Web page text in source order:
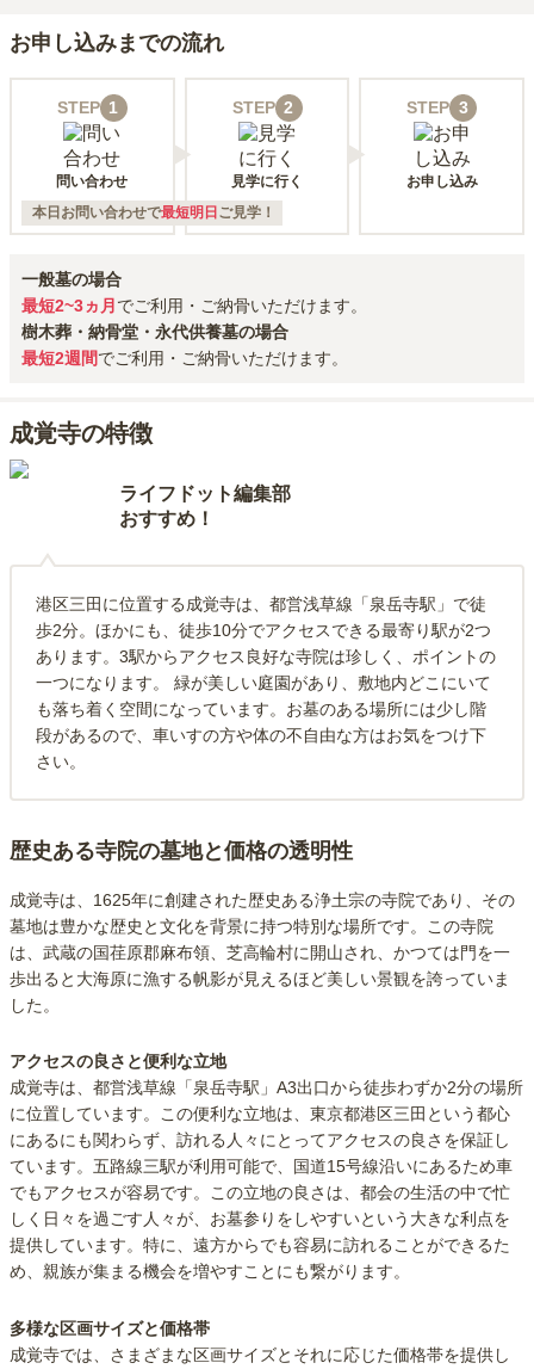
お申し込みまでの流れ
STEP 1
問い合わせ
STEP 2
見学に行く
STEP 3
お申し込み
本日お問い合わせで最短明日 ご見学！
一般墓の場合
最短2~3ヵ月でご利用・ご納骨いただけます。
樹木葬・納骨堂・永代供養墓の場合
最短2週間でご利用・ご納骨いただけます。
成覚寺の特徴
ライフドット編集部
おすすめ！
港区三田に位置する成覚寺は、都営浅草線「泉岳寺駅」で徒
歩2分。ほかにも、徒歩10分でアクセスできる最寄り駅が2つ
あります。3駅からアクセス良好な寺院は珍しく、ポイントの
一つになります。 緑が美しい庭園があり、敷地内どこにいて
も落ち着く空間になっています。お墓のある場所には少し階
段があるので、車いすの方や体の不自由な方はお気をつけ下
さい。
歴史ある寺院の墓地と価格の透明性
成覚寺は、1625年に創建された歴史ある浄土宗の寺院であり、その
墓地は豊かな歴史と文化を背景に持つ特別な場所です。この寺院
は、武蔵の国荏原郡麻布領、芝高輪村に開山され、かつては門を一
歩出ると大海原に漁する帆影が見えるほど美しい景観を誇っていま
した。
アクセスの良さと便利な立地
成覚寺は、都営浅草線「泉岳寺駅」A3出口から徒歩わずか2分の場所
に位置しています。この便利な立地は、東京都港区三田という都心
にあるにも関わらず、訪れる人々にとってアクセスの良さを保証し
ています。五路線三駅が利用可能で、国道15号線沿いにあるため車
でもアクセスが容易です。この立地の良さは、都会の生活の中で忙
しく日々を過ごす人々が、お墓参りをしやすいという大きな利点を
提供しています。特に、遠方からでも容易に訪れることができるた
め、親族が集まる機会を増やすことにも繋がります。
多様な区画サイズと価格帯
成覚寺では、さまざまな区画サイズとそれに応じた価格帯を提供し